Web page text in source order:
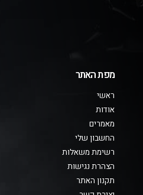
מפת האתר
ראשי
אודות
מאמרים
החשבון שלי
רשימת משאלות
הצהרת נגישות
תקנון האתר